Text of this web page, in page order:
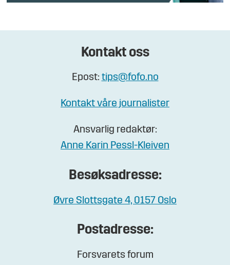
Kontakt oss
Epost: tips@fofo.no
Kontakt våre journalister
Ansvarlig redaktør:
Anne Karin Pessl-Kleiven
Besøksadresse:
Øvre Slottsgate 4, 0157 Oslo
Postadresse:
Forsvarets forum